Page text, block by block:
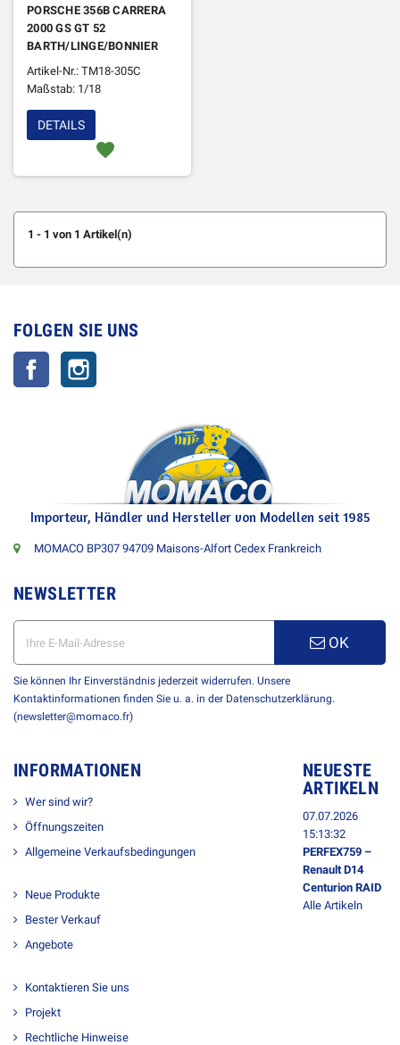
PORSCHE 356B CARRERA
2000 GS GT 52
BARTH/LINGE/BONNIER
2000 KM DE DAYTONE
1964 6EME
Artikel-Nr.: TM18-305C
Maßstab: 1/18
favorite
DETAILS
1 - 1 von 1 Artikel(n)
FOLGEN SIE UNS
Facebook
Importeur, Händler und Hersteller von Modellen seit 1985
MOMACO BP307 94709 Maisons-Alfort Cedex Frankreich
NEWSLETTER
OK
Sie können Ihr Einverständnis jederzeit widerrufen. Unsere
Kontaktinformationen finden Sie u. a. in der Datenschutzerklärung.
(newsletter@momaco.fr)
INFORMATIONEN
Wer sind wir?
Öffnungszeiten
Allgemeine Verkaufsbedingungen
Neue Produkte
Bester Verkauf
Angebote
Kontaktieren Sie uns
Projekt
Rechtliche Hinweise
NEUESTE
ARTIKELN
07.07.2026
15:13:32
PERFEX759 –
Renault D14
Centurion RAID
Alle Artikeln